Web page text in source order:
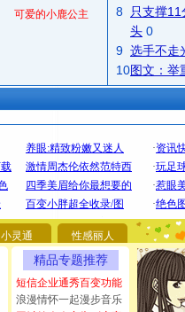
可爱的小鹿公主
8
只支撑
头 0
9 选手不走
10图文：举
小灵通 性感丽人
精品专题推荐
短信企业通秀百变功能
浪漫情怀一起漫步音乐
[圣诞节]
你太多
要平安！
[圣诞节]
能正大光
都要快乐
[圣诞节]
如意,快